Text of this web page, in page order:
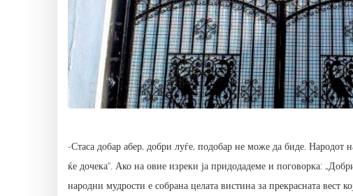
-Стаса добар абер, добри луѓе, подобар не може да биде. Народот
ќе дочека“. Ако на овие изреки ја придодадеме и поговорка:
народни мудрости е собрана целата вистина за прекрасната вест